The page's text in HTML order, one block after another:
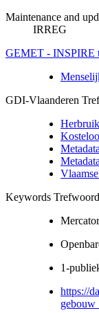
Maintenance and
IRREG
GEMET - INSPIRE
GDI-Vlaanderen
Keywords
1-
https://